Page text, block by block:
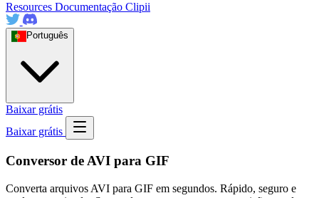
Resources Documentação Clipii
Português
Baixar grátis
Baixar grátis
Conversor de AVI para GIF
Converta arquivos AVI para GIF em segundos. Rápido, seguro e